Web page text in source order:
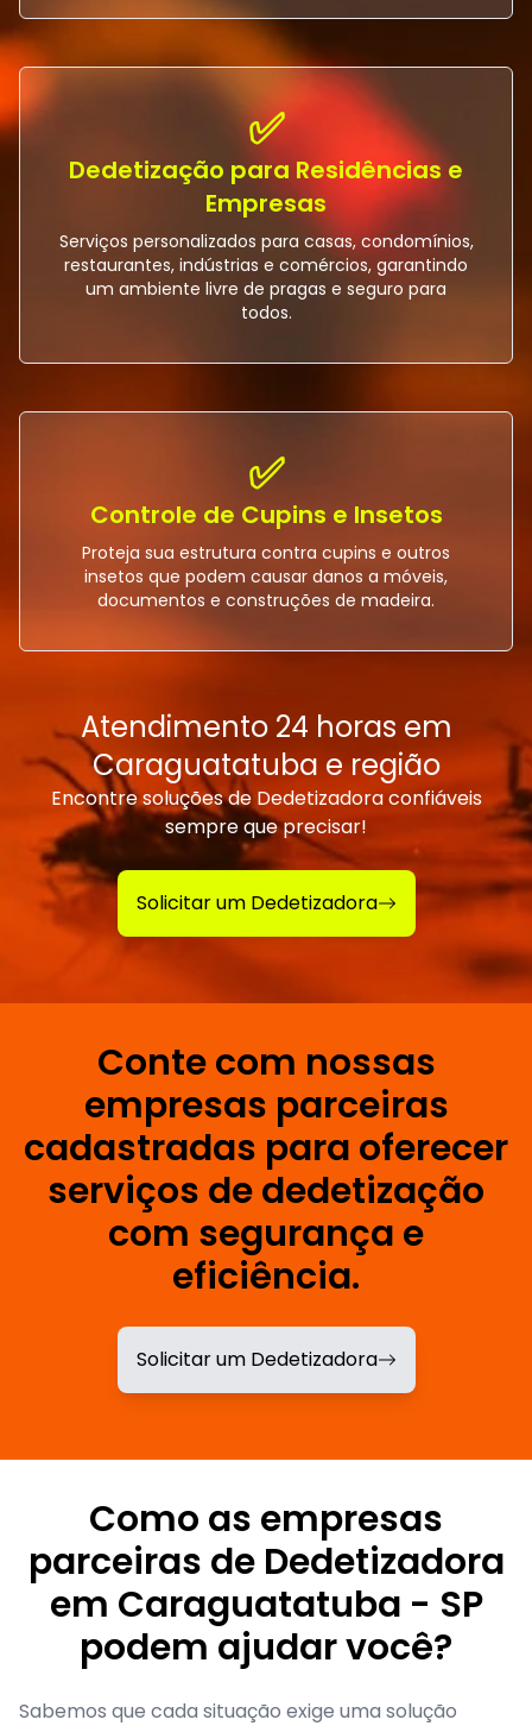
✅
Dedetização para Residências e
Empresas
Serviços personalizados para casas, condomínios,
restaurantes, indústrias e comércios, garantindo
um ambiente livre de pragas e seguro para
todos.
✅
Controle de Cupins e Insetos
Proteja sua estrutura contra cupins e outros
insetos que podem causar danos a móveis,
documentos e construções de madeira.
Atendimento 24 horas em
Caraguatatuba e região
Encontre soluções de Dedetizadora confiáveis
sempre que precisar!
Solicitar um Dedetizadora
Conte com nossas
empresas parceiras
cadastradas para oferecer
serviços de dedetização
com segurança e
eficiência.
Solicitar um Dedetizadora
Como as empresas
parceiras de Dedetizadora
em Caraguatatuba - SP
podem ajudar você?
Sabemos que cada situação exige uma solução